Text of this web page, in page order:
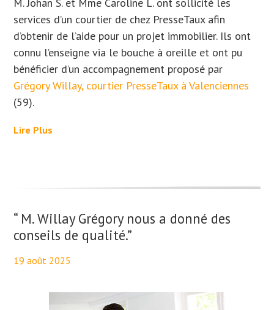
services d’un courtier de chez PresseTaux afin
d’obtenir de l’aide pour un projet immobilier. Ils ont
connu l’enseigne via le bouche à oreille et ont pu
bénéficier d’un accompagnement proposé par
Grégory Willay, courtier PresseTaux à Valenciennes
(59).
Lire Plus
“ M. Willay Grégory nous a donné des
conseils de qualité.”
19 août 2025